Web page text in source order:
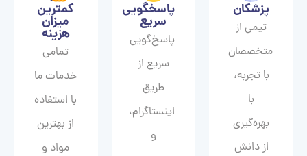
پزشکان
تیمی از
متخصصان
با تجربه،
با
بهره‌گیری
از دانش
پاسخگویی
سریع
پاسخ‌گویی
سریع از
طریق
اینستاگرام،
و
کمترین
میزان
هزینه
تمامی
خدمات ما
با استفاده
از بهترین
مواد و